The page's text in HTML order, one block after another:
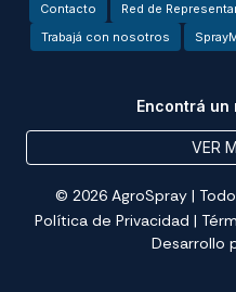
Contacto Red de
Trabajá con nosotros
Encontrá un
VER
© 2026 AgroSpray |
Política de Privacidad |
Desarrollo